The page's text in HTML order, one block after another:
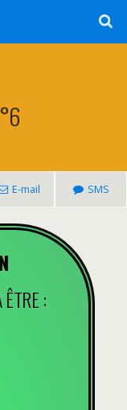
E-mail SMS
: